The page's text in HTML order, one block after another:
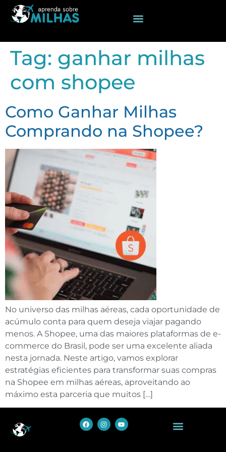
Tag: ganhar milhas
com shopee
Como Ganhar Milhas
Comprando na Shopee?
No universo das milhas aéreas, cada oportunidade de
acúmulo conta para quem deseja viajar pagando
menos. A Shopee, uma das maiores plataformas de e-
commerce do Brasil, pode ser uma excelente aliada
nesta jornada. Neste artigo, vamos explorar
estratégias eficientes para transformar suas compras
na Shopee em milhas aéreas, aproveitando ao
máximo esta parceria que muitos […]